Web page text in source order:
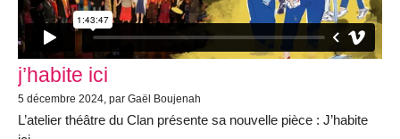
j’habite ici
5 décembre 2024, par Gaël Boujenah
L’atelier théâtre du Clan présente sa nouvelle pièce : J’habite